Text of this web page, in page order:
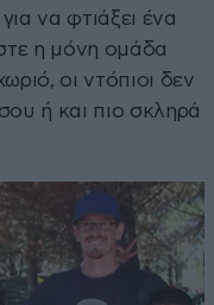
να φτιάξει ένα
η μόνη ομάδα
οι ντόπιοι δεν
ή και πιο σκληρά